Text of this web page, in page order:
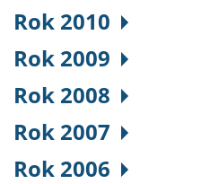
Rok 2010
Rok 2009
Rok 2008
Rok 2007
Rok 2006